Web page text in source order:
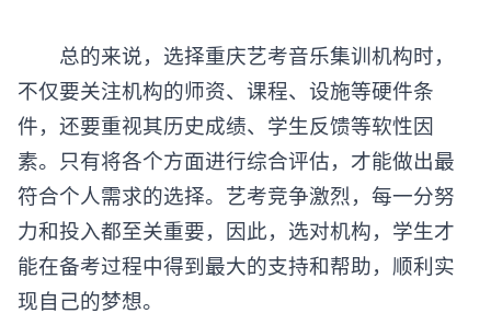
总的来说，选择重庆艺考音乐集训机构时，
不仅要关注机构的师资、课程、设施等硬件条
件，还要重视其历史成绩、学生反馈等软性因
素。只有将各个方面进行综合评估，才能做出最
符合个人需求的选择。艺考竞争激烈，每一分努
力和投入都至关重要，因此，选对机构，学生才
能在备考过程中得到最大的支持和帮助，顺利实
现自己的梦想。